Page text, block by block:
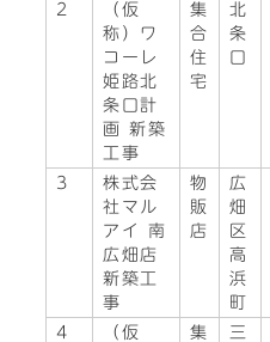
2
（仮
称）ワ
コーレ
姫路北
条口計
画 新築
工事
集
合
住
宅
北
条
口
3
株式会
社マル
アイ 南
広畑店
新築工
事
物
販
店
広
畑
区
高
浜
町
4
（仮
集
三